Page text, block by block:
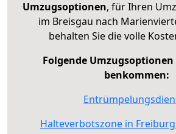
Umzugsoptionen, für Ihren
im Breisgau nach
behalten Sie die volle
Folgende
benkommen:
Halteverbotszone in